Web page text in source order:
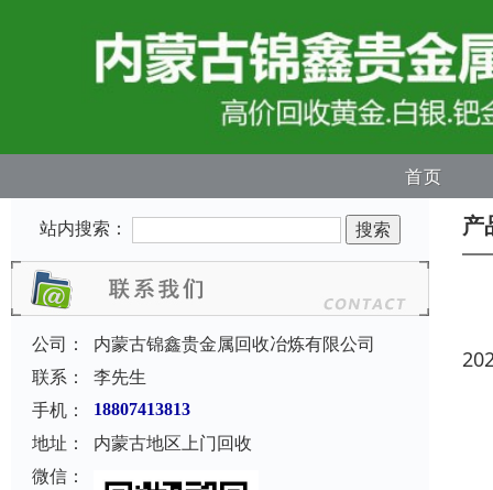
首页
站内搜索：
公司：
内蒙古锦鑫贵金属回收冶炼有限公司
联系：
李先生
手机：
18807413813
地址：
内蒙古地区上门回收
微信：
产